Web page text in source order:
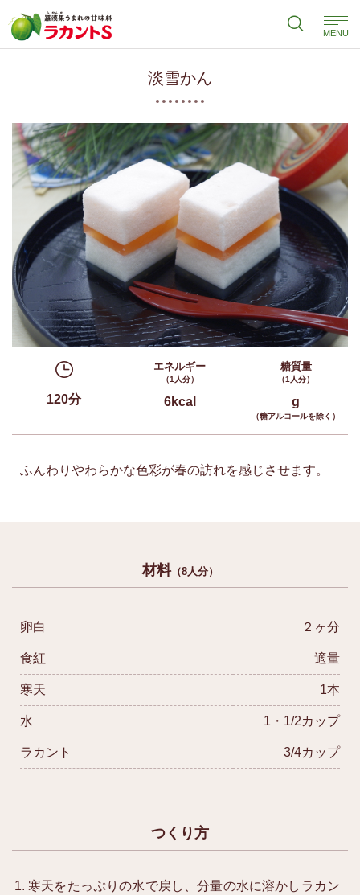
MENU
淡雪かん
120分
エネルギー
（1人分）
6kcal
糖質量
（1人分）
g
（糖アルコールを除く）
ふんわりやわらかな色彩が春の訪れを感じさせます。
材料（8人分）
卵白 ２ヶ分
食紅 適量
寒天 1本
水 1・1/2カップ
ラカント 3/4カップ
つくり方
寒天をたっぷりの水で戻し、分量の水に溶かしラカン